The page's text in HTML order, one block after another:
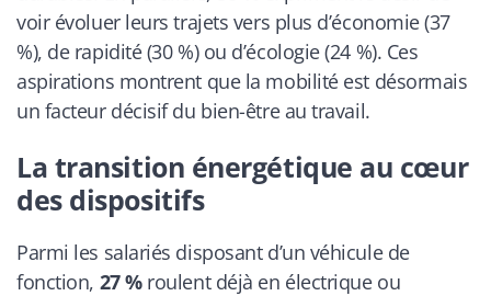
voir évoluer leurs trajets vers plus d’économie (37
%), de rapidité (30 %) ou d’écologie (24 %). Ces
aspirations montrent que la mobilité est désormais
un facteur décisif du bien-être au travail.
La transition énergétique au cœur
des dispositifs
Parmi les salariés disposant d’un véhicule de
fonction, 27 %roulent déjà en électrique ou